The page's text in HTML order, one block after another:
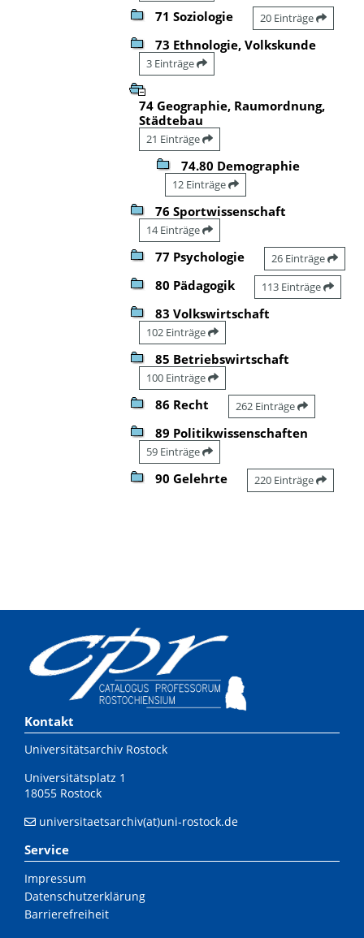
71 Soziologie 20 Einträge
73 Ethnologie, Volkskunde
3 Einträge
74 Geographie, Raumordnung,
Städtebau
21 Einträge
74.80 Demographie
12 Einträge
76 Sportwissenschaft
14 Einträge
77 Psychologie 26 Einträge
80 Pädagogik 113 Einträge
83 Volkswirtschaft
102 Einträge
85 Betriebswirtschaft
100 Einträge
86 Recht 262 Einträge
89 Politikwissenschaften
59 Einträge
90 Gelehrte 220 Einträge
Kontakt
Universitätsarchiv Rostock
Universitätsplatz 1
18055 Rostock
universitaetsarchiv(at)uni-rostock.de
Service
Impressum
Datenschutzerklärung
Barrierefreiheit